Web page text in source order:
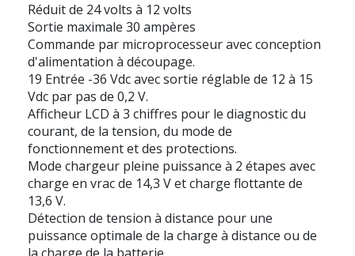
Réduit de 24 volts à 12 volts
Sortie maximale 30 ampères
Commande par microprocesseur avec conception
d'alimentation à découpage.
19 Entrée -36 Vdc avec sortie réglable de 12 à 15
Vdc par pas de 0,2 V.
Afficheur LCD à 3 chiffres pour le diagnostic du
courant, de la tension, du mode de
fonctionnement et des protections.
Mode chargeur pleine puissance à 2 étapes avec
charge en vrac de 14,3 V et charge flottante de
13,6 V.
Détection de tension à distance pour une
puissance optimale de la charge à distance ou de